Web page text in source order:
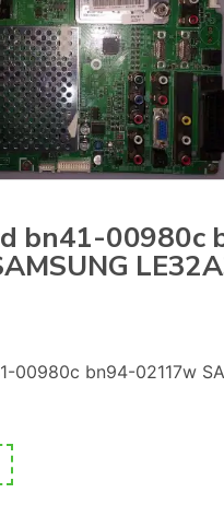
bn41-00980c
00980c bn94-02117w